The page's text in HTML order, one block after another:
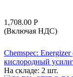
1,708.00 Р
(Включая НДС)
Chemspec:
кислородный
На складе: 2 шт.